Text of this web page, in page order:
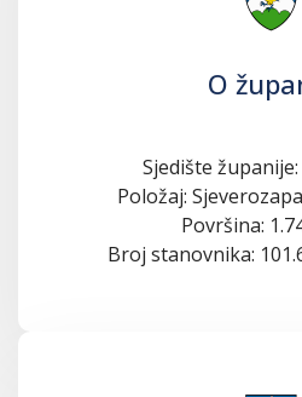
O
Sjedište
Položaj:
Površina:
Broj stanovnika: